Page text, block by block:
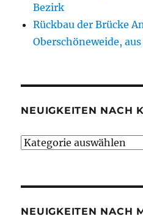
Bezirk
Rückbau der Brücke
Oberschöneweide,
NEUIGKEITEN NACH
Neuigkeiten
NEUIGKEITEN NACH